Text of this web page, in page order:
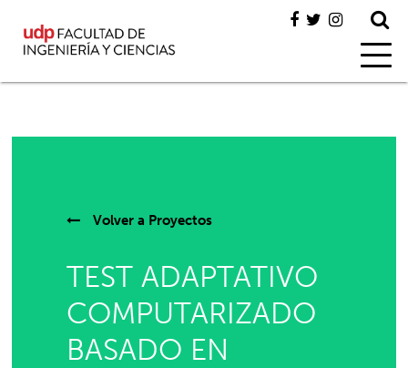
Volver a Proyectos
TEST ADAPTATIVO
COMPUTARIZADO
BASADO EN